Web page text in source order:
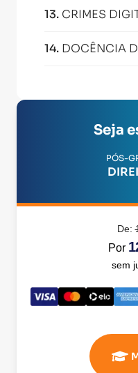
13. CRIMES
14. DOCÊNCIA
Seja
PÓS-
De:
Por
sem